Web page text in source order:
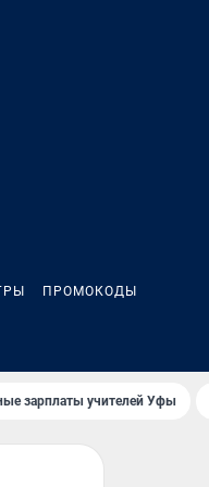
ПРОМОКОДЫ
зарплаты учителей Уфы